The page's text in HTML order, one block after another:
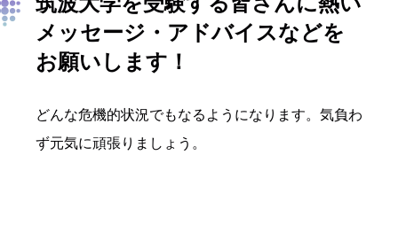
メッセージ・アドバイスなどを
お願いします！
どんな危機的状況でもなるようになります。気負わ
ず元気に頑張りましょう。